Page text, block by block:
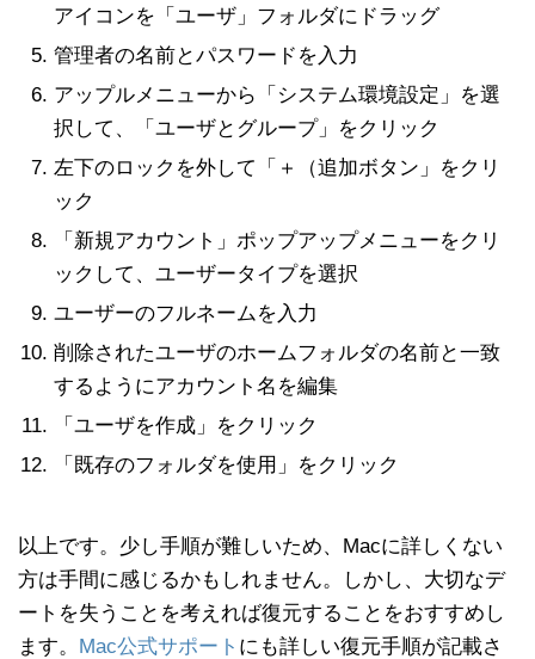
アイコンを「ユーザ」フォルダにドラッグ
管理者の名前とパスワードを入力
アップルメニューから「システム環境設定」を選
択して、「ユーザとグループ」をクリック
左下のロックを外して「＋（追加ボタン」をクリ
ック
「新規アカウント」ポップアップメニューをクリ
ックして、ユーザータイプを選択
ユーザーのフルネームを入力
削除されたユーザのホームフォルダの名前と一致
するようにアカウント名を編集
「ユーザを作成」をクリック
「既存のフォルダを使用」をクリック
以上です。少し手順が難しいため、Macに詳しくない
方は手間に感じるかもしれません。しかし、大切なデ
ートを失うことを考えれば復元することをおすすめし
ます。 Mac公式サポート にも詳しい復元手順が記載さ